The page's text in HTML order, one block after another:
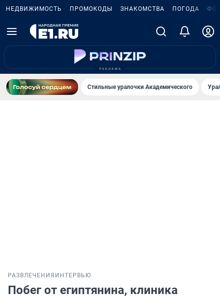
НЕДВИЖИМОСТЬ ПРОМОКОДЫ ЗНАКОМСТВА ПОГОДА
Стильные уралочки Академического
РАЗВЛЕЧЕНИЯ ИНТЕРВЬЮ
Побег от египтянина, клиника